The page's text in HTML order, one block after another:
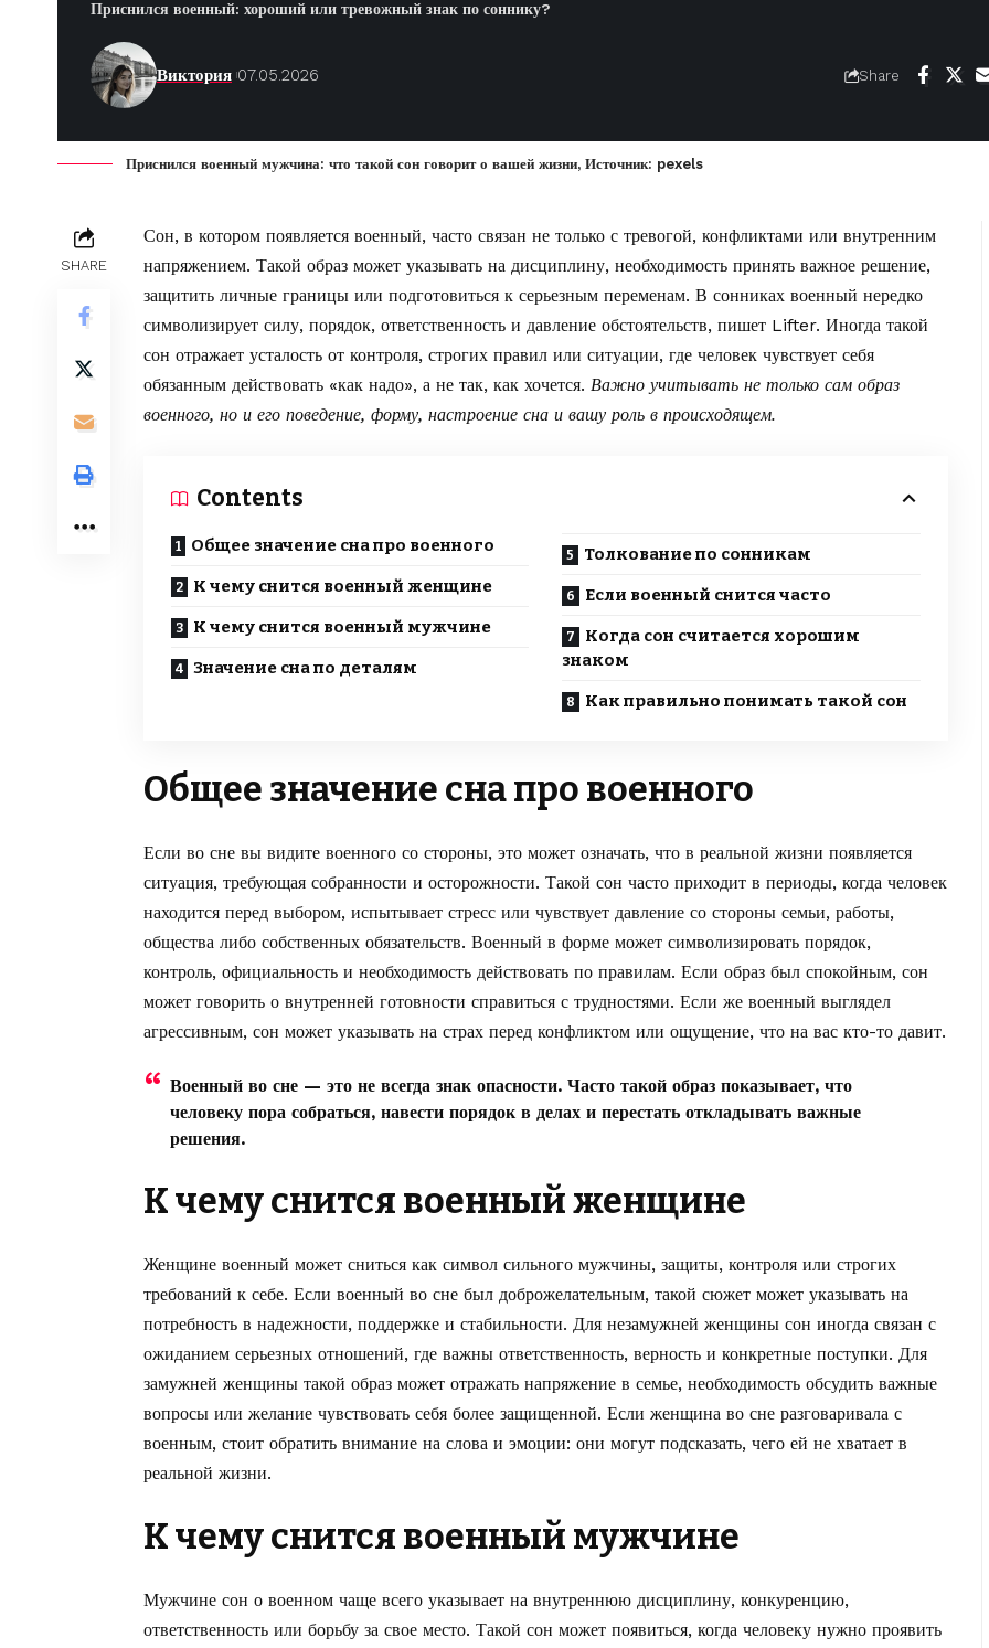
Приснился военный: хороший или тревожный знак по соннику?
Виктория 07.05.2026 Share
Приснился военный мужчина: что такой сон говорит о вашей жизни, Источник: pexels
SHARE
Сон, в котором появляется военный, часто связан не только с тревогой, конфликтами или внутренним
напряжением. Такой образ может указывать на дисциплину, необходимость принять важное решение,
защитить личные границы или подготовиться к серьезным переменам. В сонниках военный нередко
символизирует силу, порядок, ответственность и давление обстоятельств, пишет Lifter. Иногда такой
сон отражает усталость от контроля, строгих правил или ситуации, где человек чувствует себя
обязанным действовать «как надо», а не так, как хочется. Важно учитывать не только сам образ
военного, но и его поведение, форму, настроение сна и вашу роль в происходящем.
Contents
Общее значение сна про военного
К чему снится военный женщине
К чему снится военный мужчине
Значение сна по деталям
Толкование по сонникам
Если военный снится часто
Когда сон считается хорошим
знаком
Как правильно понимать такой сон
Общее значение сна про военного
Если во сне вы видите военного со стороны, это может означать, что в реальной жизни появляется
ситуация, требующая собранности и осторожности. Такой сон часто приходит в периоды, когда человек
находится перед выбором, испытывает стресс или чувствует давление со стороны семьи, работы,
общества либо собственных обязательств. Военный в форме может символизировать порядок,
контроль, официальность и необходимость действовать по правилам. Если образ был спокойным, сон
может говорить о внутренней готовности справиться с трудностями. Если же военный выглядел
агрессивным, сон может указывать на страх перед конфликтом или ощущение, что на вас кто-то давит.
Военный во сне — это не всегда знак опасности. Часто такой образ показывает, что
человеку пора собраться, навести порядок в делах и перестать откладывать важные
решения.
К чему снится военный женщине
Женщине военный может сниться как символ сильного мужчины, защиты, контроля или строгих
требований к себе. Если военный во сне был доброжелательным, такой сюжет может указывать на
потребность в надежности, поддержке и стабильности. Для незамужней женщины сон иногда связан с
ожиданием серьезных отношений, где важны ответственность, верность и конкретные поступки. Для
замужней женщины такой образ может отражать напряжение в семье, необходимость обсудить важные
вопросы или желание чувствовать себя более защищенной. Если женщина во сне разговаривала с
военным, стоит обратить внимание на слова и эмоции: они могут подсказать, чего ей не хватает в
реальной жизни.
К чему снится военный мужчине
Мужчине сон о военном чаще всего указывает на внутреннюю дисциплину, конкуренцию,
ответственность или борьбу за свое место. Такой сон может появиться, когда человеку нужно проявить